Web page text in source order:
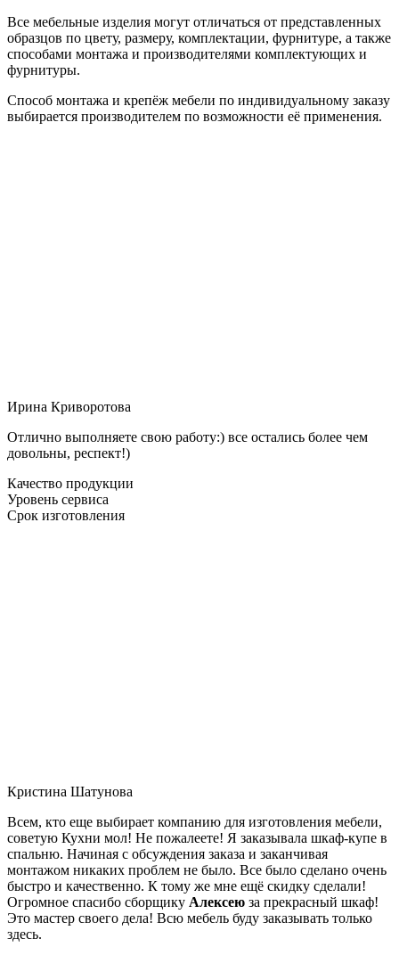
Все мебельные изделия могут отличаться от представленных
образцов по цвету, размеру, комплектации, фурнитуре, а также
способами монтажа и производителями комплектующих и
фурнитуры.
Способ монтажа и крепёж мебели по индивидуальному заказу
выбирается производителем по возможности её применения.
Ирина Криворотова
Отлично выполняете свою работу:) все остались более чем
довольны, респект!)
Качество продукции
Уровень сервиса
Срок изготовления
Кристина Шатунова
Всем, кто еще выбирает компанию для изготовления мебели,
советую Кухни мол! Не пожалеете! Я заказывала шкаф-купе в
спальню. Начиная с обсуждения заказа и заканчивая
монтажом никаких проблем не было. Все было сделано очень
быстро и качественно. К тому же мне ещё скидку сделали!
Огромное спасибо сборщику Алексею за прекрасный шкаф!
Это мастер своего дела! Всю мебель буду заказывать только
здесь.